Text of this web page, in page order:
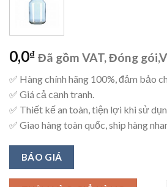
0,0₫ Đã gồm VAT, Đóng
✅ Hàng chính hãng 100%, đảm bảo
✅ Giá cả cạnh tranh.
✅ Thiết kế an toàn, tiện lợi khi sử
✅ Giao hàng toàn quốc, ship hàng
BÁO GIÁ